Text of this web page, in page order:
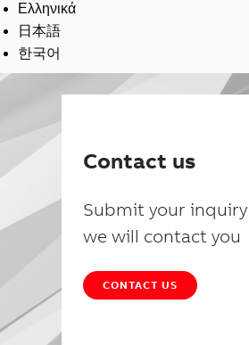
Ελληνικά
日本語
한국어
Contact us
Submit your
we will contact you
CONTACT US